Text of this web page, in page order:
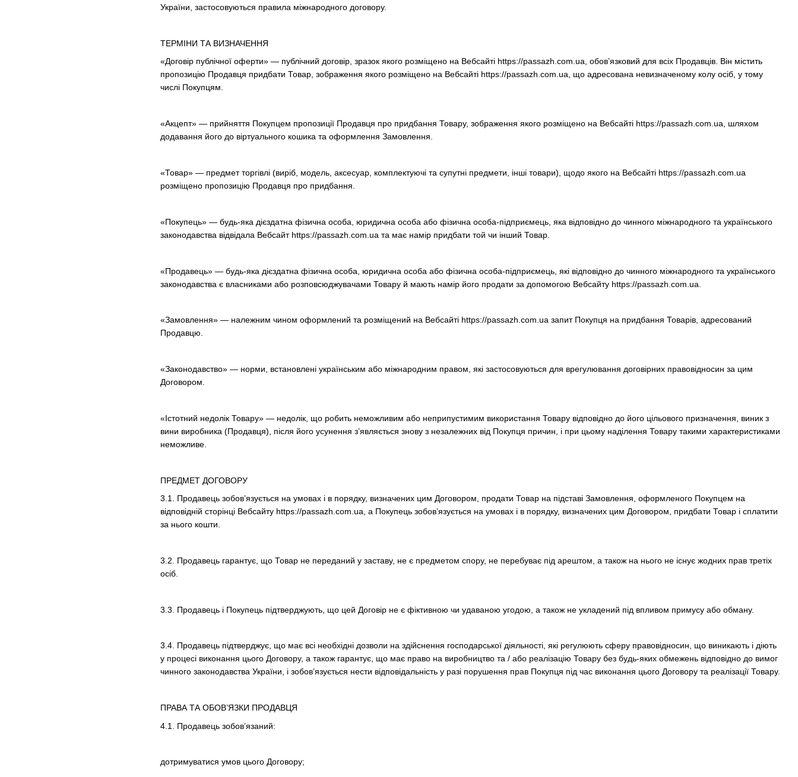
України, застосовуються правила міжнародного договору.
ТЕРМІНИ ТА ВИЗНАЧЕННЯ
«Договір публічної оферти» — публічний договір, зразок якого розміщено на Вебсайті https://passazh.com.ua, обов’язковий для всіх Продавців. Він містить
пропозицію Продавця придбати Товар, зображення якого розміщено на Вебсайті https://passazh.com.ua, що адресована невизначеному колу осіб, у тому
числі Покупцям.
«Акцепт» — прийняття Покупцем пропозиції Продавця про придбання Товару, зображення якого розміщено на Вебсайті https://passazh.com.ua, шляхом
додавання його до віртуального кошика та оформлення Замовлення.
«Товар» — предмет торгівлі (виріб, модель, аксесуар, комплектуючі та супутні предмети, інші товари), щодо якого на Вебсайті https://passazh.com.ua
розміщено пропозицію Продавця про придбання.
«Покупець» — будь-яка дієздатна фізична особа, юридична особа або фізична особа-підприємець, яка відповідно до чинного міжнародного та українського
законодавства відвідала Вебсайт https://passazh.com.ua та має намір придбати той чи інший Товар.
«Продавець» — будь-яка дієздатна фізична особа, юридична особа або фізична особа-підприємець, які відповідно до чинного міжнародного та українського
законодавства є власниками або розповсюджувачами Товару й мають намір його продати за допомогою Вебсайту https://passazh.com.ua.
«Замовлення» — належним чином оформлений та розміщений на Вебсайті https://passazh.com.ua запит Покупця на придбання Товарів, адресований
Продавцю.
«Законодавство» — норми, встановлені українським або міжнародним правом, які застосовуються для врегулювання договірних правовідносин за цим
Договором.
«Істотний недолік Товару» — недолік, що робить неможливим або неприпустимим використання Товару відповідно до його цільового призначення, виник з
вини виробника (Продавця), після його усунення з’являється знову з незалежних від Покупця причин, і при цьому наділення Товару такими характеристиками
неможливе.
ПРЕДМЕТ ДОГОВОРУ
3.1. Продавець зобов’язується на умовах і в порядку, визначених цим Договором, продати Товар на підставі Замовлення, оформленого Покупцем на
відповідній сторінці Вебсайту https://passazh.com.ua, а Покупець зобов’язується на умовах і в порядку, визначених цим Договором, придбати Товар і сплатити
за нього кошти.
3.2. Продавець гарантує, що Товар не переданий у заставу, не є предметом спору, не перебуває під арештом, а також на нього не існує жодних прав третіх
осіб.
3.3. Продавець і Покупець підтверджують, що цей Договір не є фіктивною чи удаваною угодою, а також не укладений під впливом примусу або обману.
3.4. Продавець підтверджує, що має всі необхідні дозволи на здійснення господарської діяльності, які регулюють сферу правовідносин, що виникають і діють
у процесі виконання цього Договору, а також гарантує, що має право на виробництво та / або реалізацію Товару без будь-яких обмежень відповідно до вимог
чинного законодавства України, і зобов’язується нести відповідальність у разі порушення прав Покупця під час виконання цього Договору та реалізації Товару.
ПРАВА ТА ОБОВ’ЯЗКИ ПРОДАВЦЯ
4.1. Продавець зобов’язаний:
дотримуватися умов цього Договору;